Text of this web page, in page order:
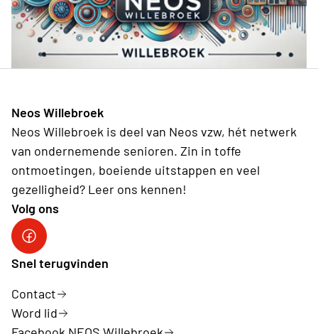
Neos Willebroek
Neos Willebroek is deel van Neos vzw, hét netwerk
van ondernemende senioren. Zin in toffe
ontmoetingen, boeiende uitstappen en veel
gezelligheid? Leer ons kennen!
Volg ons
Facebook NEOS Willebroek
Snel terugvinden
Contact
Word lid